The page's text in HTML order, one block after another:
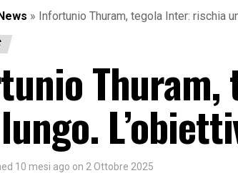
» Infortunio Thuram, tegola Inter: rischia
10 mesi ago on 2 Ottobre 2025